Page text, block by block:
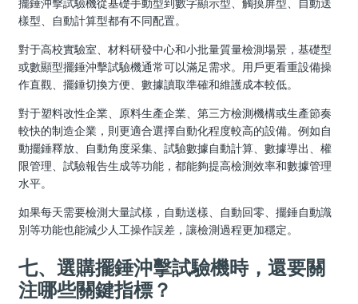
樣型、自動計算型都有不同配置。
對于高校實驗室、材料研發中心和小批量質量檢測場景，基礎型
或數顯型擺錘沖擊試驗機通常可以滿足需求。用戶更看重設備操
作直觀、擺錘切換方便、數據讀取準確和維護成本較低。
對于塑料改性企業、原料生產企業、第三方檢測機構或生產節奏
較快的制造企業，則更適合選擇自動化程度較高的設備。例如自
動擺錘釋放、自動角度采集、試驗數據自動計算、數據導出、權
限管理、試驗報告生成等功能，都能夠提高檢測效率和數據管理
水平。
如果每天需要檢測大量試樣，自動送樣、自動回零、擺錘自動識
別等功能也能減少人工操作誤差，讓檢測過程更加穩定。
七、選購擺錘沖擊試驗機時，還要關
注哪些關鍵指標？